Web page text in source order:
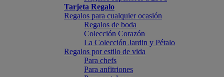
Tarjeta Regalo
Regalos para cualquier ocasión
Regalos de boda
Colección Corazón
La Colección Jardin y Pétalo
Regalos por estilo de vida
Para chefs
Para anfitriones